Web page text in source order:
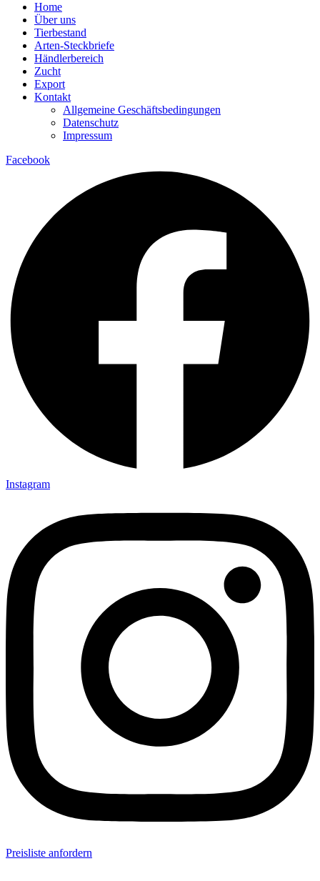
Home
Über uns
Tierbestand
Arten-Steckbriefe
Händlerbereich
Zucht
Export
Kontakt
Allgemeine Geschäftsbedingungen
Datenschutz
Impressum
Facebook
Instagram
Preisliste anfordern